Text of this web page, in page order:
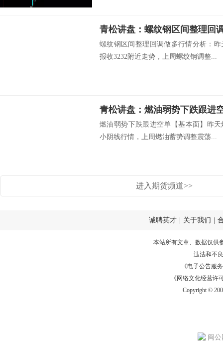
青松讲盘：螺纹钢区间整理回
螺纹钢区间整理回调做多行情分析：
报收3232附近走势，上周螺纹钢调整...
青松讲盘：燃油弱势下跌跟进
燃油弱势下跌跟进空单【基本面】昨
小阴线行情，上周燃油蓄势调整震荡...
进入期货频道>>
诚聘英才 关于我们
本站所有文章、数据仅供
违法和不
《电子公告服务
《网络文化经营许
Copyright ©
闽公